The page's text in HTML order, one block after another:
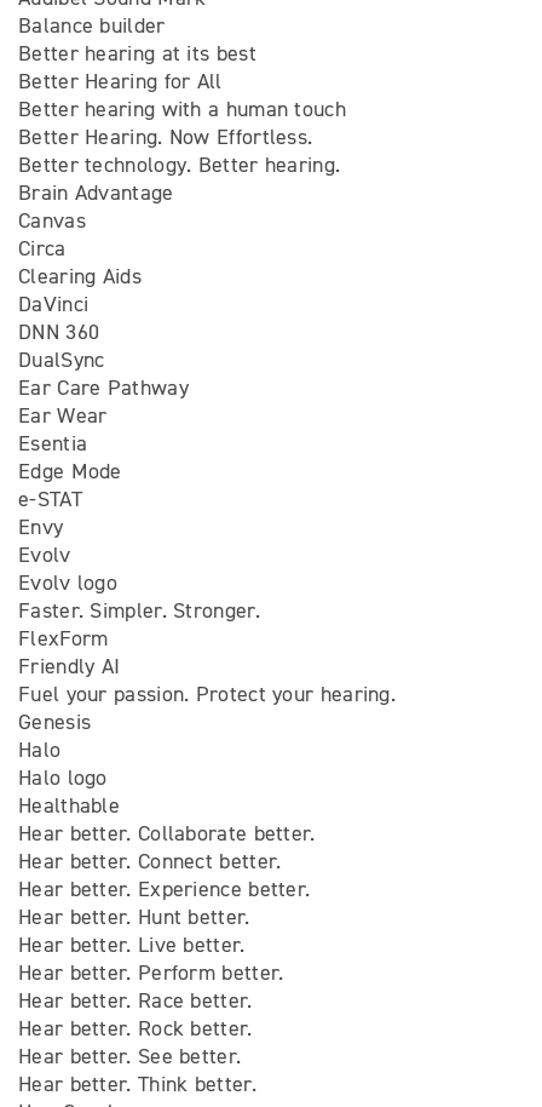
Balance builder
Better hearing at its best
Better Hearing for All
Better hearing with a human touch
Better Hearing. Now Effortless.
Better technology. Better hearing.
Brain Advantage
Canvas
Circa
Clearing Aids
DaVinci
DNN 360
DualSync
Ear Care Pathway
Ear Wear
Esentia
Edge Mode
e-STAT
Envy
Evolv
Evolv logo
Faster. Simpler. Stronger.
FlexForm
Friendly AI
Fuel your passion. Protect your hearing.
Genesis
Halo
Halo logo
Healthable
Hear better. Collaborate better.
Hear better. Connect better.
Hear better. Experience better.
Hear better. Hunt better.
Hear better. Live better.
Hear better. Perform better.
Hear better. Race better.
Hear better. Rock better.
Hear better. See better.
Hear better. Think better.